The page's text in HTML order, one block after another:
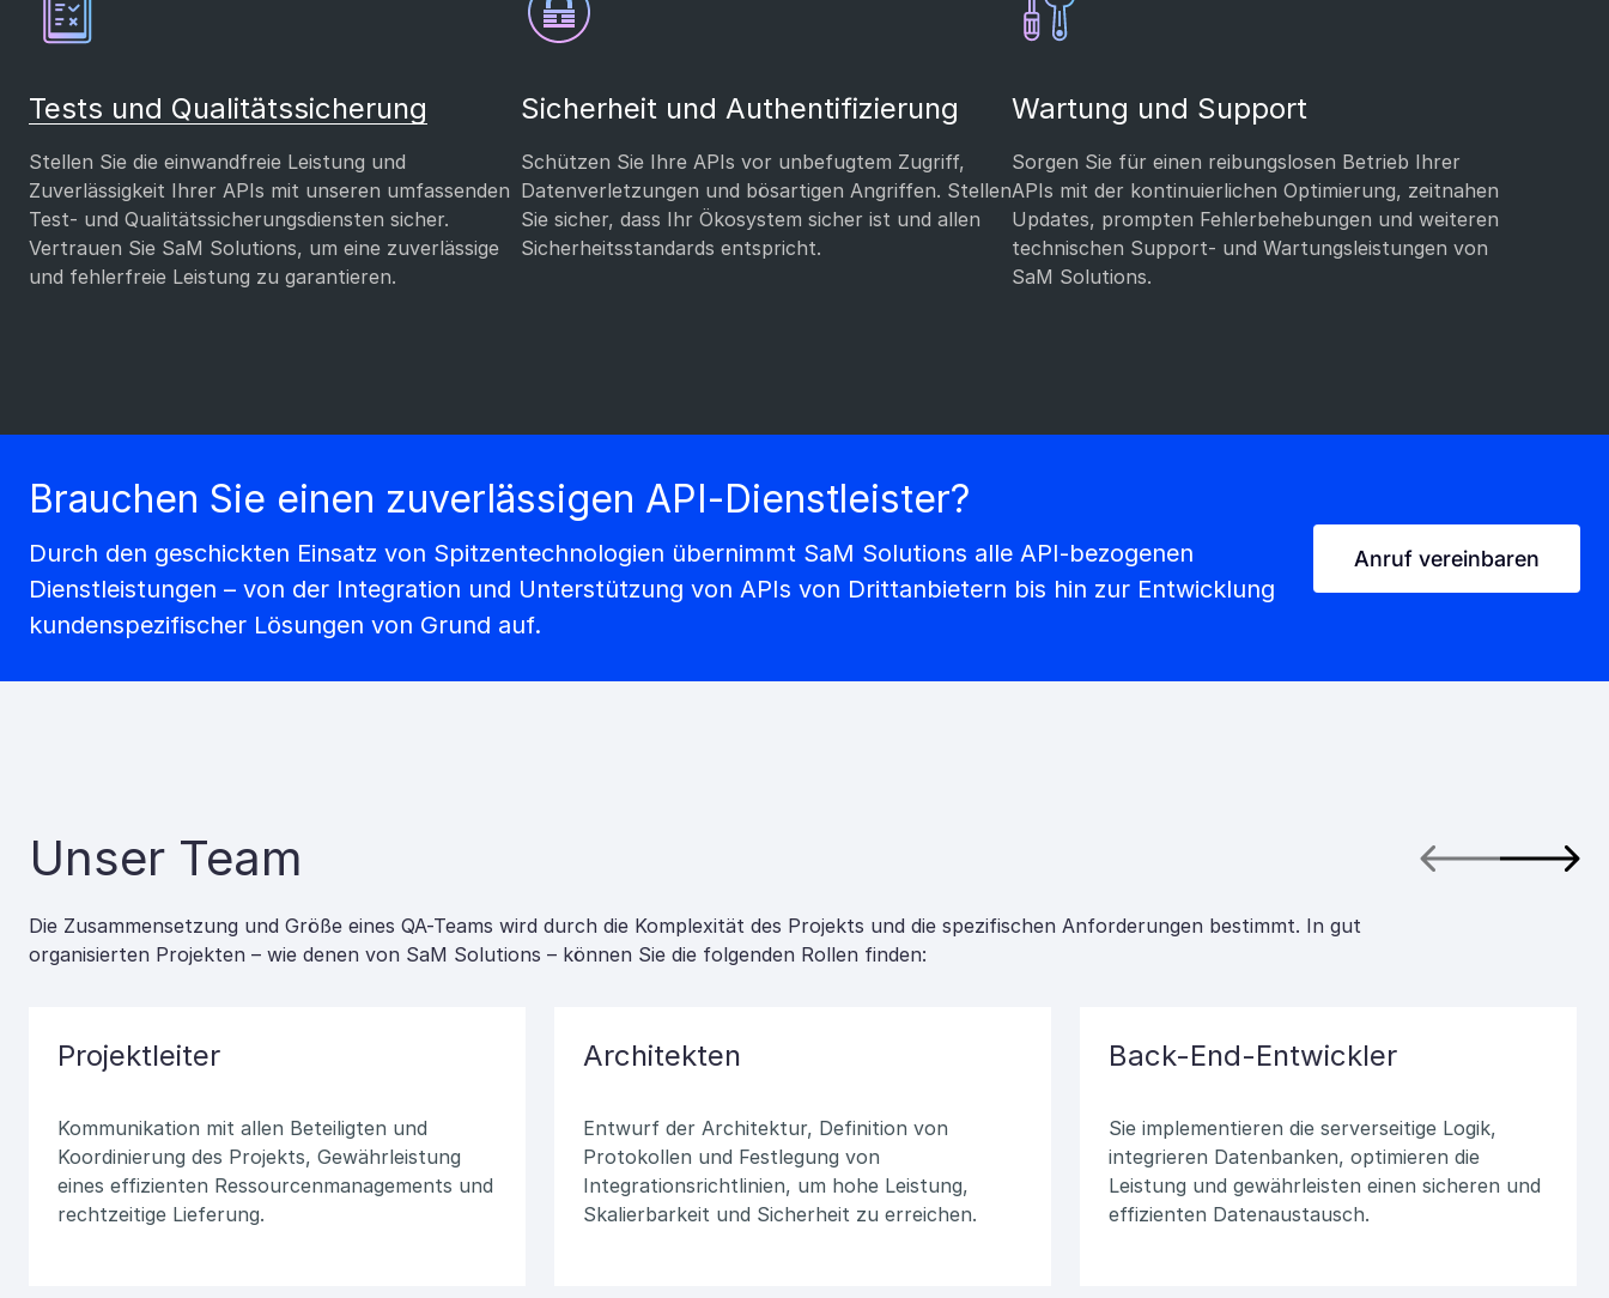
Tests und Qualitätssicherung
Stellen Sie die einwandfreie Leistung und
Zuverlässigkeit Ihrer APIs mit unseren umfassenden
Test- und Qualitätssicherungsdiensten sicher.
Vertrauen Sie SaM Solutions, um eine zuverlässige
und fehlerfreie Leistung zu garantieren.
Sicherheit und Authentifizierung
Schützen Sie Ihre APIs vor unbefugtem Zugriff,
Datenverletzungen und bösartigen Angriffen. Stellen
Sie sicher, dass Ihr Ökosystem sicher ist und allen
Sicherheitsstandards entspricht.
Wartung und Support
Sorgen Sie für einen reibungslosen Betrieb Ihrer
APIs mit der kontinuierlichen Optimierung, zeitnahen
Updates, prompten Fehlerbehebungen und weiteren
technischen Support- und Wartungsleistungen von
SaM Solutions.
Brauchen Sie einen zuverlässigen API-Dienstleister?
Durch den geschickten Einsatz von Spitzentechnologien übernimmt SaM Solutions alle API-bezogenen
Dienstleistungen – von der Integration und Unterstützung von APIs von Drittanbietern bis hin zur Entwicklung
kundenspezifischer Lösungen von Grund auf.
Anruf vereinbaren
Unser Team
Die Zusammensetzung und Größe eines QA-Teams wird durch die Komplexität des Projekts und die spezifischen Anforderungen bestimmt. In gut
organisierten Projekten – wie denen von SaM Solutions – können Sie die folgenden Rollen finden:
Projektleiter
Kommunikation mit allen Beteiligten und
Koordinierung des Projekts, Gewährleistung
eines effizienten Ressourcenmanagements und
rechtzeitige Lieferung.
Architekten
Entwurf der Architektur, Definition von
Protokollen und Festlegung von
Integrationsrichtlinien, um hohe Leistung,
Skalierbarkeit und Sicherheit zu erreichen.
Back-End-Entwickler
Sie implementieren die serverseitige Logik,
integrieren Datenbanken, optimieren die
Leistung und gewährleisten einen sicheren und
effizienten Datenaustausch.